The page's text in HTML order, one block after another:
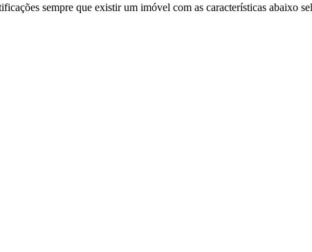
sempre que existir um imóvel com as características abaixo